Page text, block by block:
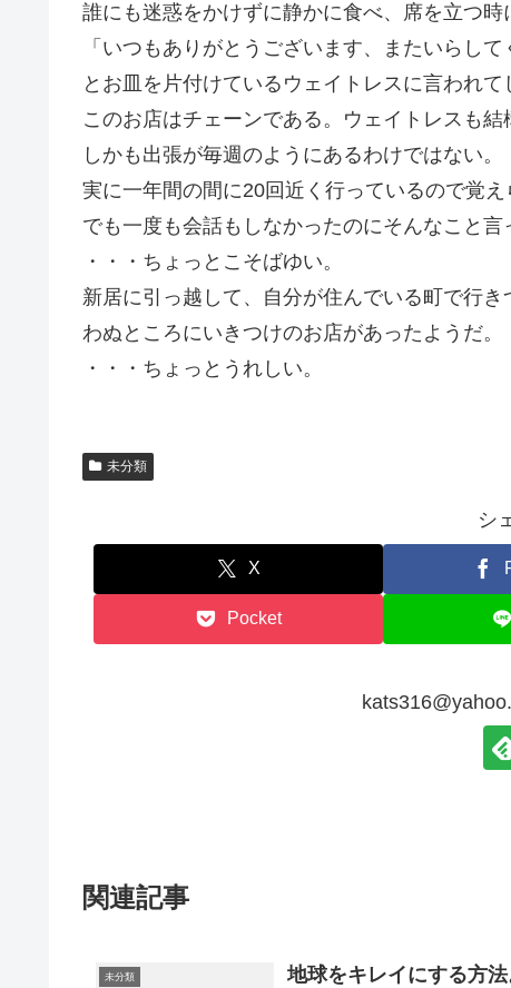
誰にも迷惑をかけずに静かに食べ、席を立つ時
「いつもありがとうございます、またいらして
とお皿を片付けているウェイトレスに言われて
このお店はチェーンである。ウェイトレスも結
しかも出張が毎週のようにあるわけではない。
実に一年間の間に20回近く行っているので覚え
でも一度も会話もしなかったのにそんなこと言
・・・ちょっとこそばゆい。
新居に引っ越して、自分が住んでいる町で行
わぬところにいきつけのお店があったようだ。
・・・ちょっとうれしい。
未分類
シ
X
Pocket
関連記事
未分類 地球をキレイにする方法